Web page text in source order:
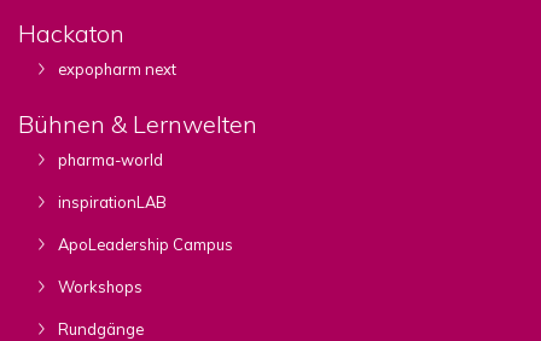
Hackaton
expopharm next
Bühnen & Lernwelten
pharma-world
inspirationLAB
ApoLeadership Campus
Workshops
Rundgänge